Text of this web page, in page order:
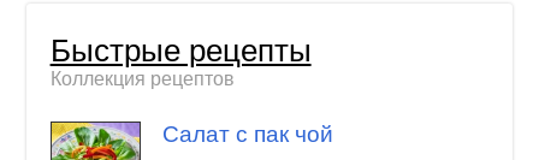
Быстрые рецепты
Коллекция рецептов
Салат с пак чой